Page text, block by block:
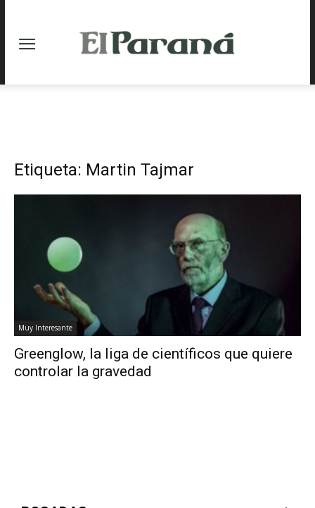
Etiqueta: Martin Tajmar
Muy Interesante
Greenglow, la liga de científicos que quiere
controlar la gravedad